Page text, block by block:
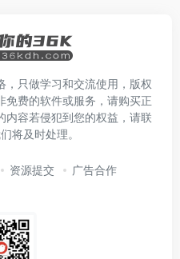
，只做学习和交流使用，版权
免费的软件或服务，请购买正
内容若侵犯到您的权益，请联
将及时处理。
资源提交 广告合作